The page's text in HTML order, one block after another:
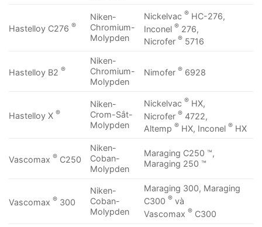
Hastelloy C276 ®
Niken-
Chromium-
Molypden
Nickelvac® HC-276,
Inconel® 276,
Nicrofer® 5716
Hastelloy B2 ®
Niken-
Chromium-
Molypden
Nimofer® 6928
Hastelloy X ®
Niken-
Crom-Sắt-
Molypden
Nickelvac® HX,
Nicrofer® 4722,
Altemp® HX, Inconel® HX
Vascomax ® C250
Niken-
Coban-
Molypden
Maraging C250 ™,
Maraging 250 ™
Vascomax ® 300
Niken-
Coban-
Molypden
Maraging 300, Maraging
C300® và
Vascomax® C300